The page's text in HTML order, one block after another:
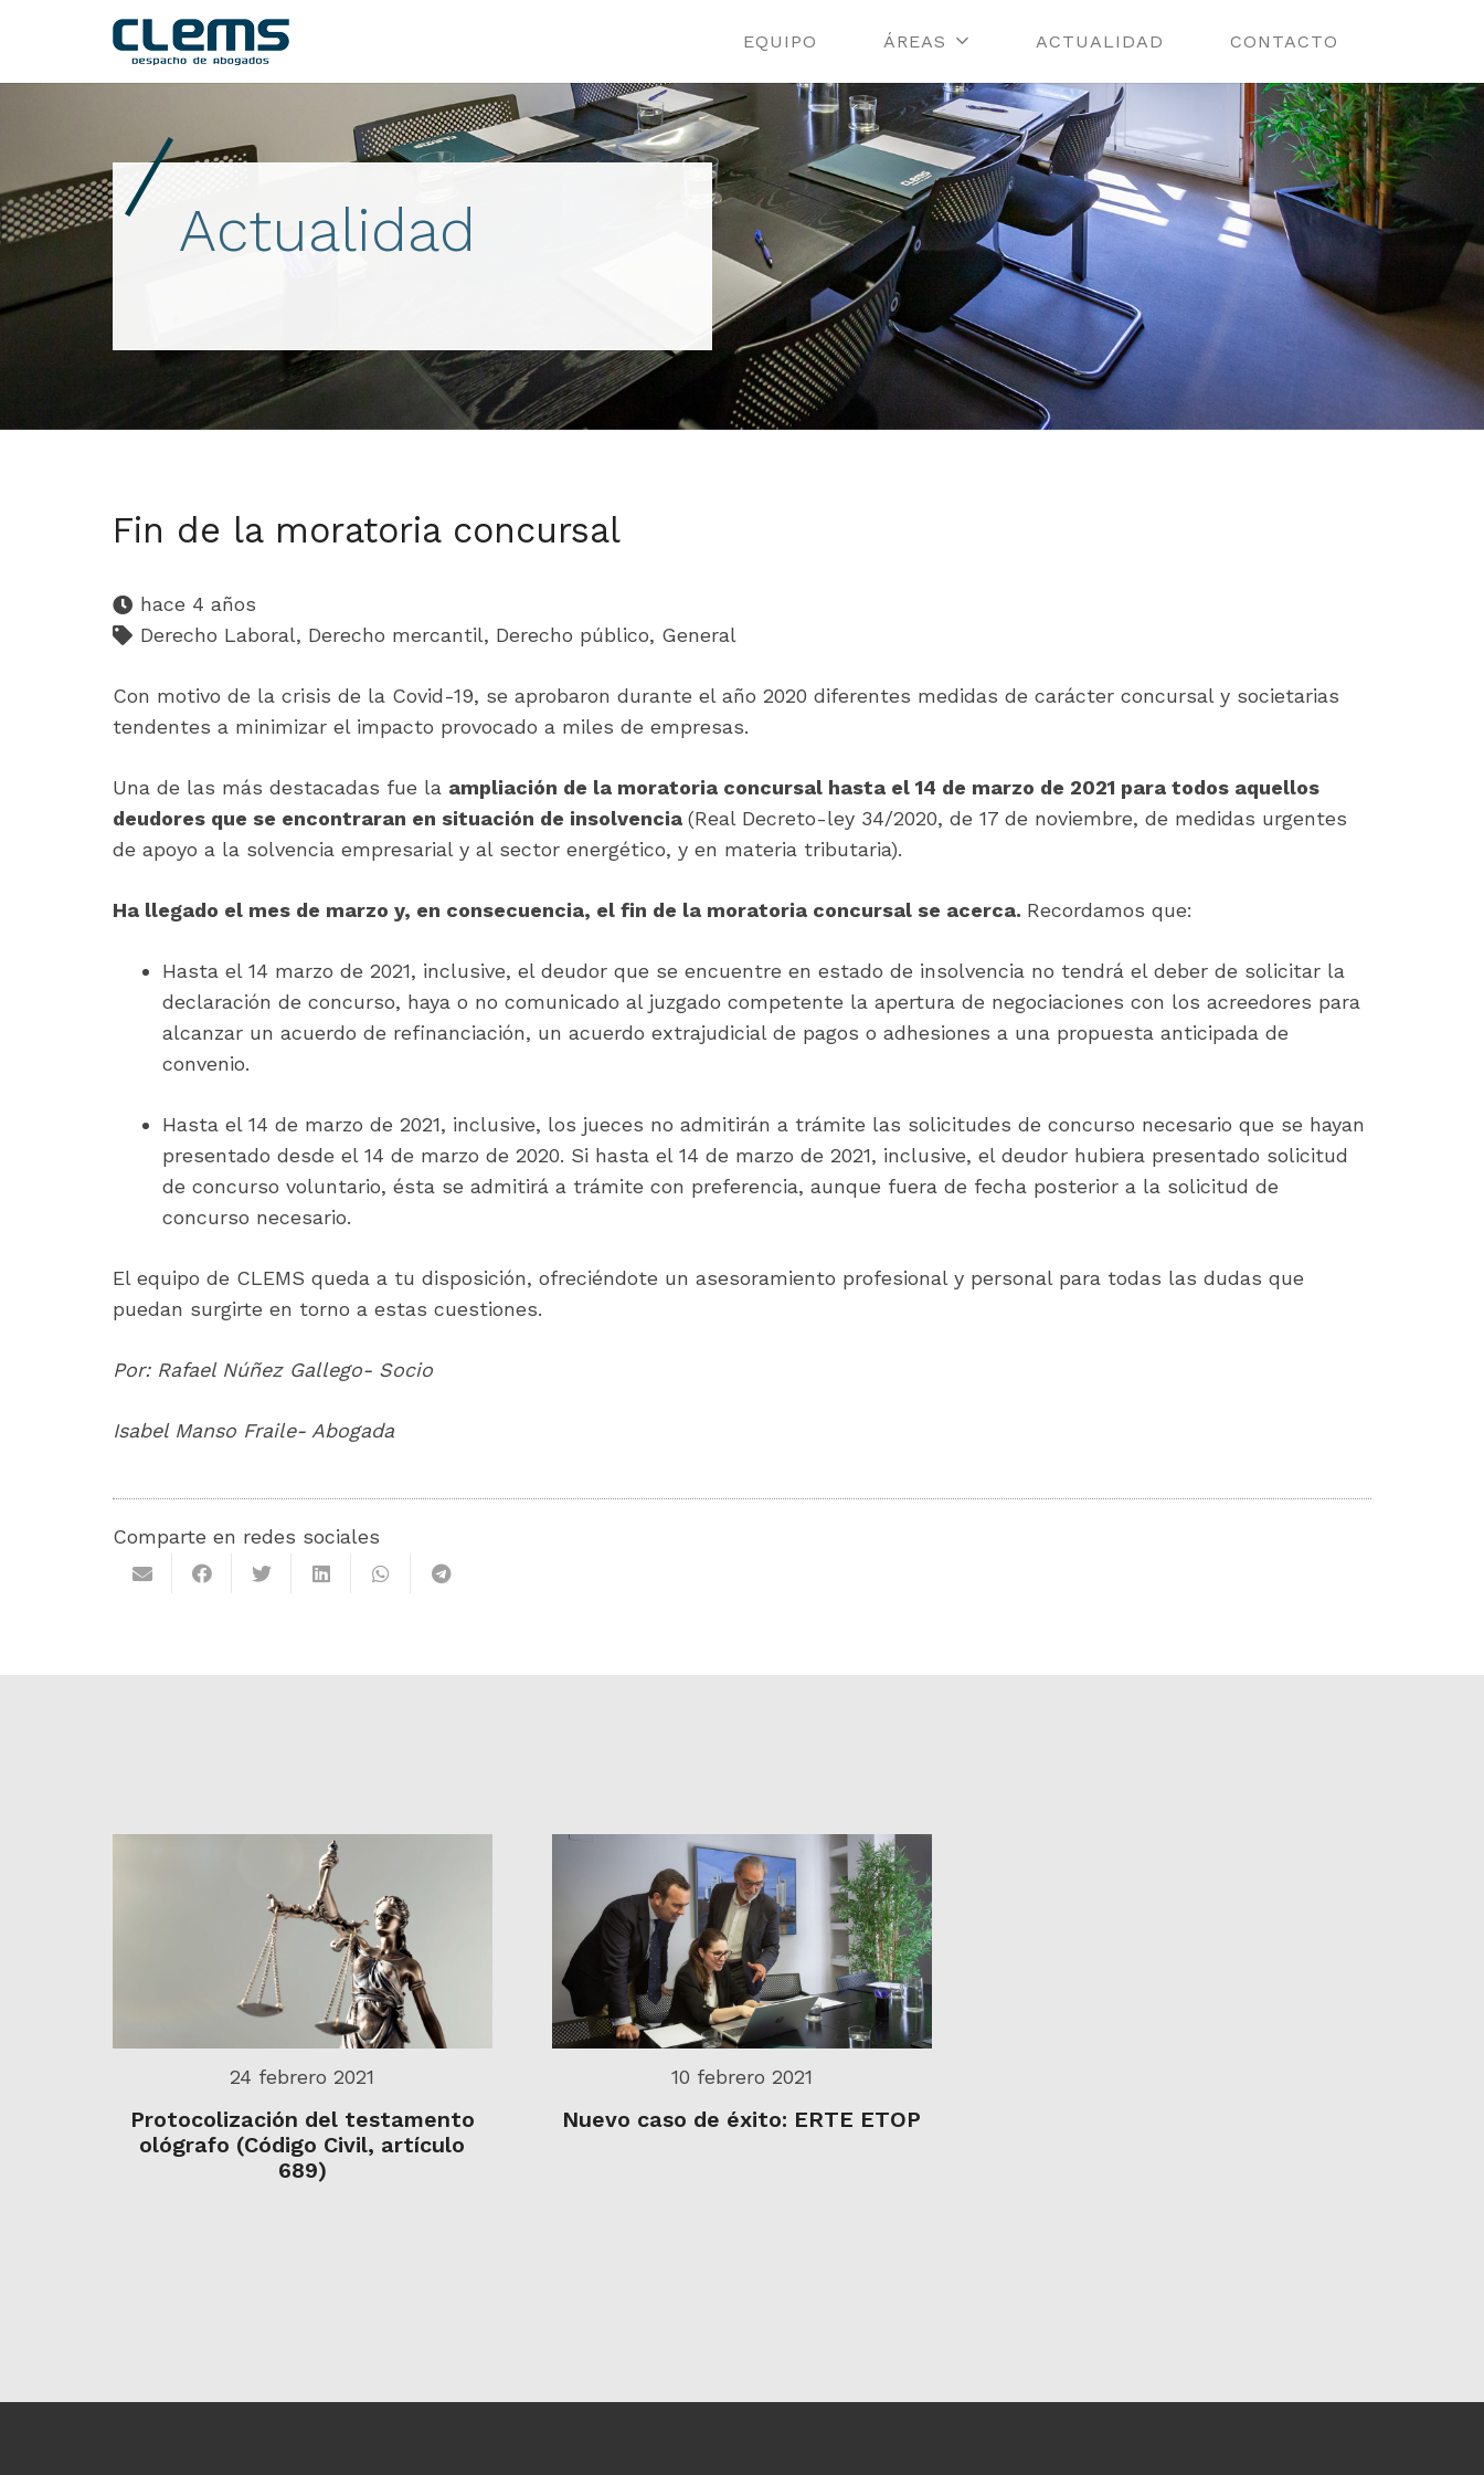
EQUIPO ÁREAS ACTUALIDAD CONTACTO
Actualidad
Fin de la moratoria concursal
hace 4 años
Derecho Laboral, Derecho mercantil, Derecho público, General
Con motivo de la crisis de la Covid-19, se aprobaron durante el año 2020 diferentes medidas de carácter concursal y societarias
tendentes a minimizar el impacto provocado a miles de empresas.
Una de las más destacadas fue la ampliación de la moratoria concursal hasta el 14 de marzo de 2021 para todos aquellos
deudores que se encontraran en situación de insolvencia (Real Decreto-ley 34/2020, de 17 de noviembre, de medidas urgentes
de apoyo a la solvencia empresarial y al sector energético, y en materia tributaria).
Ha llegado el mes de marzo y, en consecuencia, el fin de la moratoria concursal se acerca. Recordamos que:
Hasta el 14 marzo de 2021, inclusive, el deudor que se encuentre en estado de insolvencia no tendrá el deber de solicitar la
declaración de concurso, haya o no comunicado al juzgado competente la apertura de negociaciones con los acreedores para
alcanzar un acuerdo de refinanciación, un acuerdo extrajudicial de pagos o adhesiones a una propuesta anticipada de
convenio.
Hasta el 14 de marzo de 2021, inclusive, los jueces no admitirán a trámite las solicitudes de concurso necesario que se hayan
presentado desde el 14 de marzo de 2020. Si hasta el 14 de marzo de 2021, inclusive, el deudor hubiera presentado solicitud
de concurso voluntario, ésta se admitirá a trámite con preferencia, aunque fuera de fecha posterior a la solicitud de
concurso necesario.
El equipo de CLEMS queda a tu disposición, ofreciéndote un asesoramiento profesional y personal para todas las dudas que
puedan surgirte en torno a estas cuestiones.
Por: Rafael Núñez Gallego- Socio
Isabel Manso Fraile- Abogada
Comparte en redes sociales
24 febrero 2021
Protocolización del testamento
ológrafo (Código Civil, artículo
689)
10 febrero 2021
Nuevo caso de éxito: ERTE ETOP